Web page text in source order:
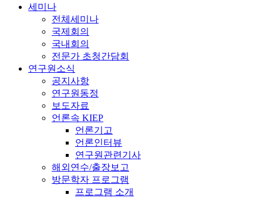
세미나
전체세미나
국제회의
국내회의
전문가 초청간담회
연구원소식
공지사항
연구원동정
보도자료
언론속 KIEP
언론기고
언론인터뷰
연구원관련기사
해외연수/출장보고
방문학자 프로그램
프로그램 소개